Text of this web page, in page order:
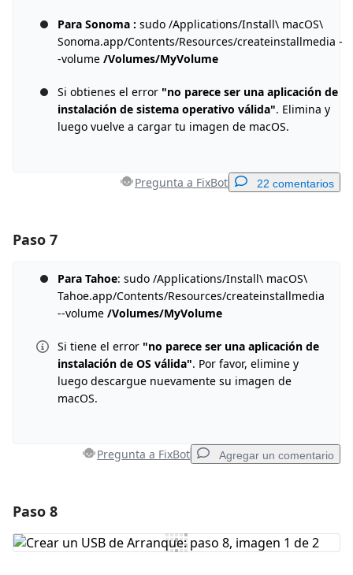
Para Sonoma : sudo /Applications/Install\ macOS\
Sonoma.app/Contents/Resources/createinstallmedia -
-volume /Volumes/MyVolume
Si obtienes el error "no parece ser una aplicación de
instalación de sistema operativo válida". Elimina y
luego vuelve a cargar tu imagen de macOS.
Pregunta a FixBot 22 comentarios
Agregar Comentario
Cancelar Publicar comentario
Paso 7
Para Tahoe: sudo /Applications/Install\ macOS\
Tahoe.app/Contents/Resources/createinstallmedia
--volume /Volumes/MyVolume
Si tiene el error "no parece ser una aplicación de
instalación de OS válida". Por favor, elimine y
luego descargue nuevamente su imagen de
macOS.
Pregunta a FixBot Agregar un comentario
Agregar Comentario
Paso 8